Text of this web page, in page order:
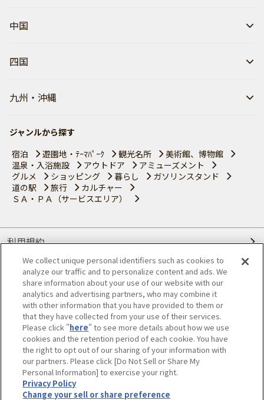
中国
四国
九州・沖縄
ジャンルから探す
宿泊
遊園地・ﾃｰﾏﾊﾟｰｸ 観光名所
美術館、博物館
温泉・入浴施設
アウトドア
アミューズメント
グルメ
ショッピング 暮らし
ガソリンスタンド
道の駅
旅行
カルチャー
ＳＡ・ＰＡ（サービスエリア）
利用規約
個人情報の取り扱いについて
会員優待サービスの提携をご検討の方へ
JAFホームページ
© JAPAN AUTOMOBILE FEDERATION. All rights reserved.
We collect unique personal identifiers such as cookies to
analyze our traffic and to personalize content and ads. We
share information about your use of our website with our
analytics and advertising partners, who may combine it
with other information that you have provided to them or
that they have collected from your use of their services.
Please click "here" to see more details about how we use
cookies and the retention period of each cookie. You have
the right to opt out of our sharing of your information with
our partners. Please click [Do Not Sell or Share My
Personal Information] to exercise your right.
Privacy Policy
Change your sell or share preference